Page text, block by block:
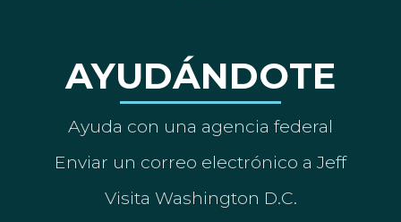
AYUDÁNDOTE
Ayuda con una agencia federal
Enviar un correo electrónico a Jeff
Visita Washington D.C.